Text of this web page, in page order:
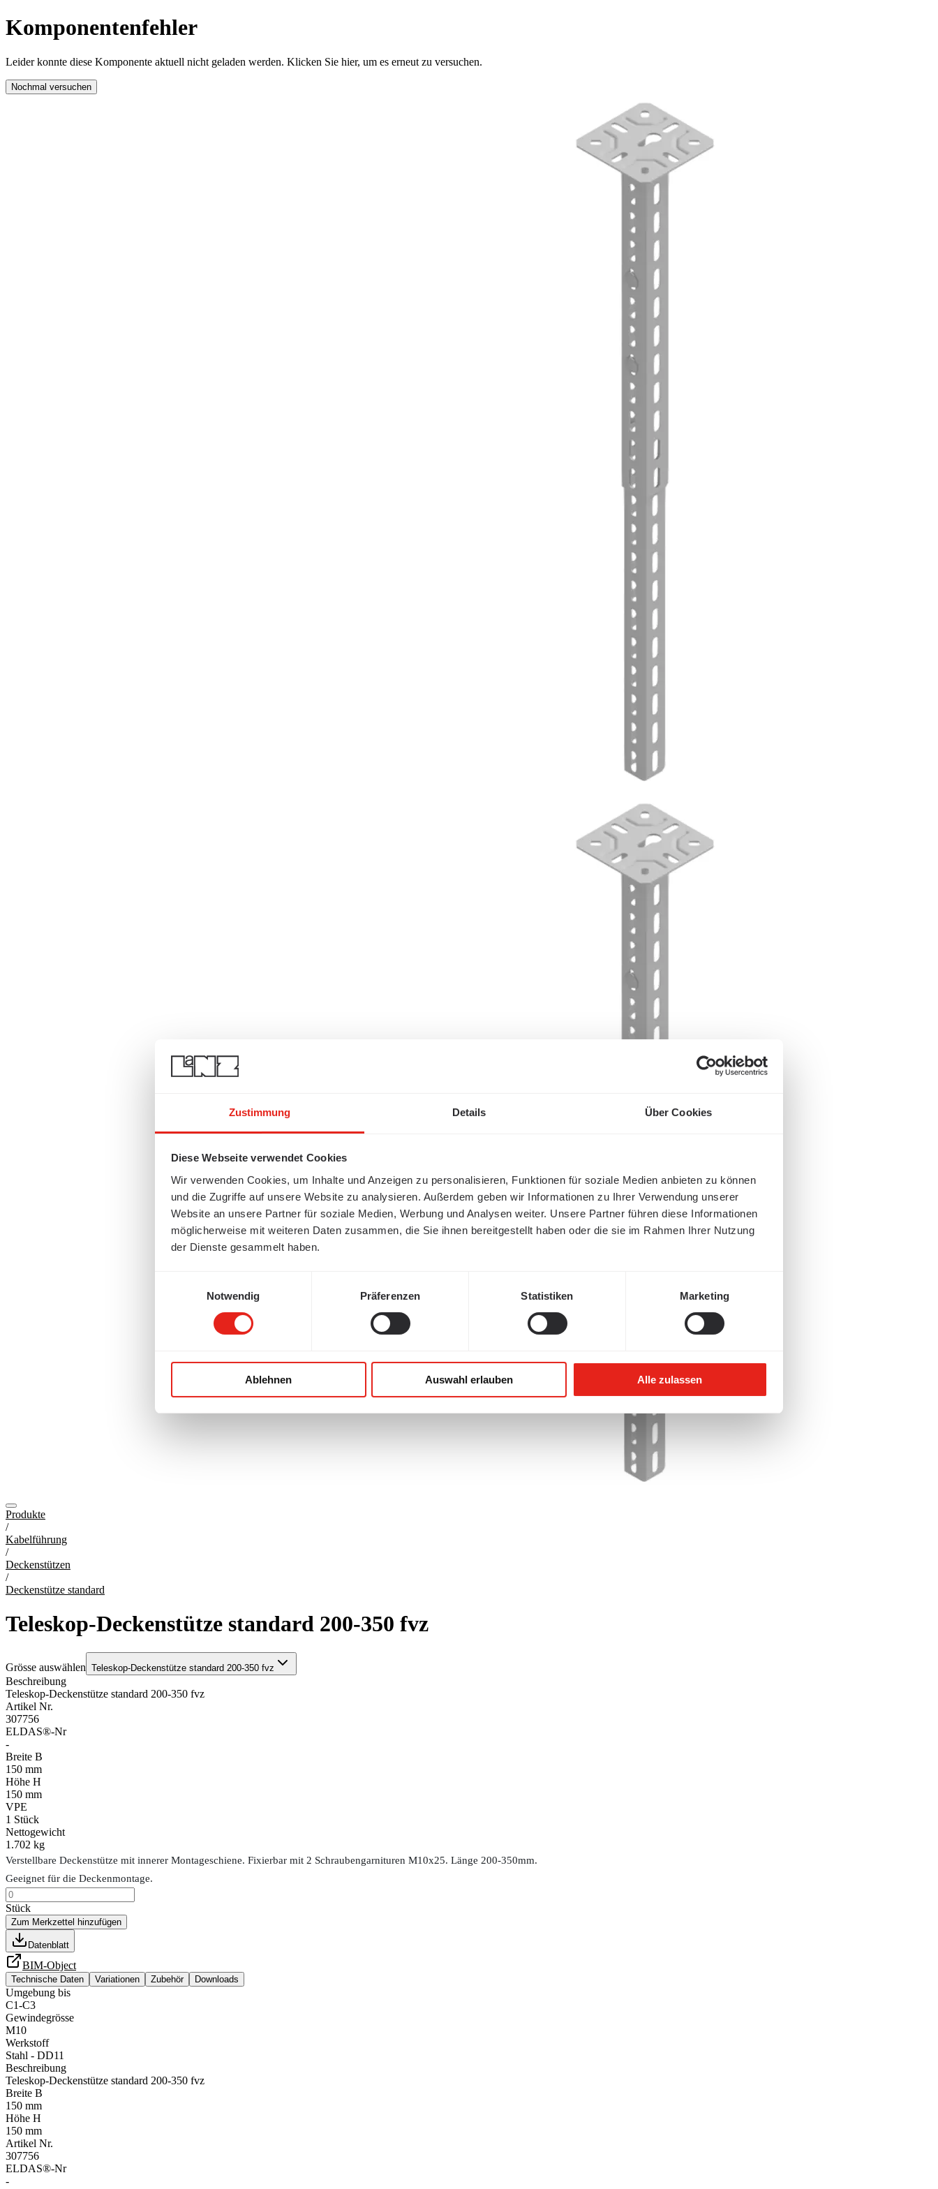
Zustimmung Details Über Cookies
Diese Webseite verwendet Cookies
Wir verwenden Cookies, um Inhalte und Anzeigen zu personalisieren, Funktionen für soziale Medien anbieten zu können
und die Zugriffe auf unsere Website zu analysieren. Außerdem geben wir Informationen zu Ihrer Verwendung unserer
Website an unsere Partner für soziale Medien, Werbung und Analysen weiter. Unsere Partner führen diese Informationen
möglicherweise mit weiteren Daten zusammen, die Sie ihnen bereitgestellt haben oder die sie im Rahmen Ihrer Nutzung
der Dienste gesammelt haben.
Notwendig
Präferenzen Statistiken Marketing
Ablehnen Auswahl erlauben Alle zulassen
Komponentenfehler
Leider konnte diese Komponente aktuell nicht geladen werden. Klicken Sie hier, um es erneut zu versuchen.
Nochmal versuchen
Produkte
/
Kabelführung
/
Deckenstützen
/
Deckenstütze standard
Teleskop-Deckenstütze standard 200-350 fvz
Grösse auswählen Teleskop-Deckenstütze standard 200-350 fvz
Beschreibung
Teleskop-Deckenstütze standard 200-350 fvz
Artikel Nr.
307756
ELDAS®-Nr
-
Breite B
150 mm
Höhe H
150 mm
VPE
1 Stück
Nettogewicht
1.702 kg
Verstellbare Deckenstütze mit innerer Montageschiene. Fixierbar mit 2 Schraubengarnituren M10x25. Länge 200-350mm.
Geeignet für die Deckenmontage.
Stück
Zum Merkzettel hinzufügen
Datenblatt
BIM-Object
Technische Daten Variationen Zubehör Downloads
Umgebung bis
C1-C3
Gewindegrösse
M10
Werkstoff
Stahl - DD11
Beschreibung
Teleskop-Deckenstütze standard 200-350 fvz
Breite B
150 mm
Höhe H
150 mm
Artikel Nr.
307756
ELDAS®-Nr
-